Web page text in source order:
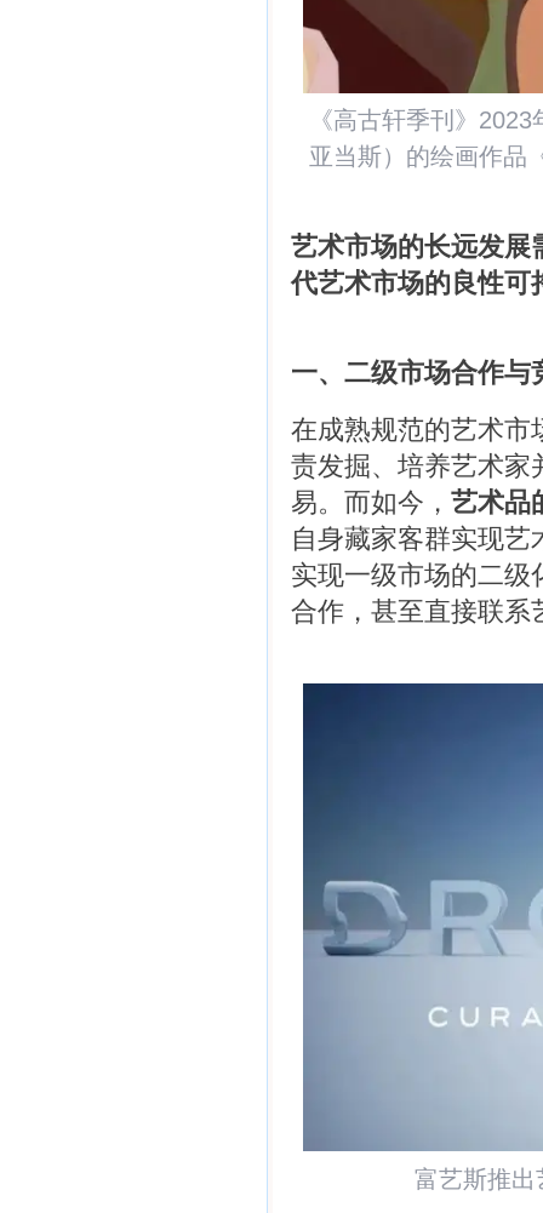
《高古轩季刊》
亚当斯）的绘画作品
艺术市场的长远发展
代艺术市场的良性可
一、二级市场合作与
在成熟规范的艺术市
责发掘、培养艺术家
易。而如今， 艺术品
自身藏家客群实现
实现一级市场的二级
合作，甚至直接联系
富艺斯推出